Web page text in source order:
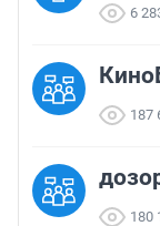
6
187
180